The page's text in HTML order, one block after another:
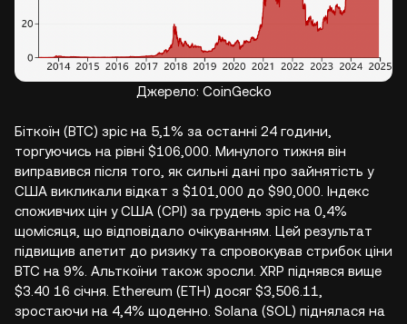
Джерело: CoinGecko
Біткоїн (BTC) зріс на 5,1% за останні 24 години,
торгуючись на рівні $106,000. Минулого тижня він
виправився після того, як сильні дані про зайнятість у
США викликали відкат з $101,000 до $90,000. Індекс
споживчих цін у США (CPI) за грудень зріс на 0,4%
щомісяця, що відповідало очікуванням. Цей результат
підвищив апетит до ризику та спровокував стрибок ціни
BTC на 9%. Альткоїни також зросли. XRP піднявся вище
$3.40 16 січня. Ethereum (ETH) досяг $3,506.11,
зростаючи на 4,4% щоденно. Solana (SOL) піднялася на